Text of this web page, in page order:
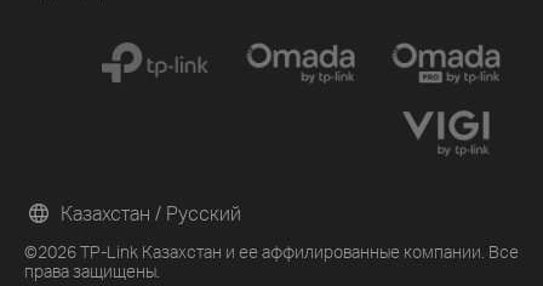
©2026 TP-Link Казахстан и ее аффилированные компании. Все
права защищены.
Казахстан / Русский